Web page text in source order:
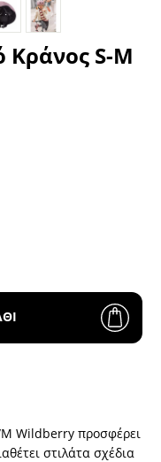
Κράνος S-M
Wildberry προσφέρει
στιλάτα σχέδια